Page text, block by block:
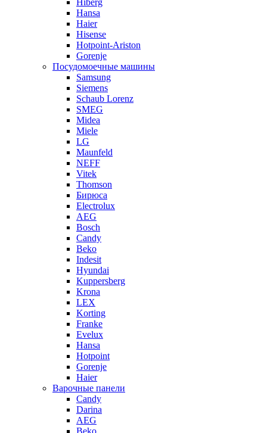
Hiberg
Hansa
Haier
Hisense
Hotpoint-Ariston
Gorenje
Посудомоечные машины
Samsung
Siemens
Schaub Lorenz
SMEG
Midea
Miele
LG
Maunfeld
NEFF
Vitek
Thomson
Бирюса
Electrolux
AEG
Bosch
Candy
Beko
Indesit
Hyundai
Kuppersberg
Krona
LEX
Korting
Franke
Evelux
Hansa
Hotpoint
Gorenje
Haier
Варочные панели
Candy
Darina
AEG